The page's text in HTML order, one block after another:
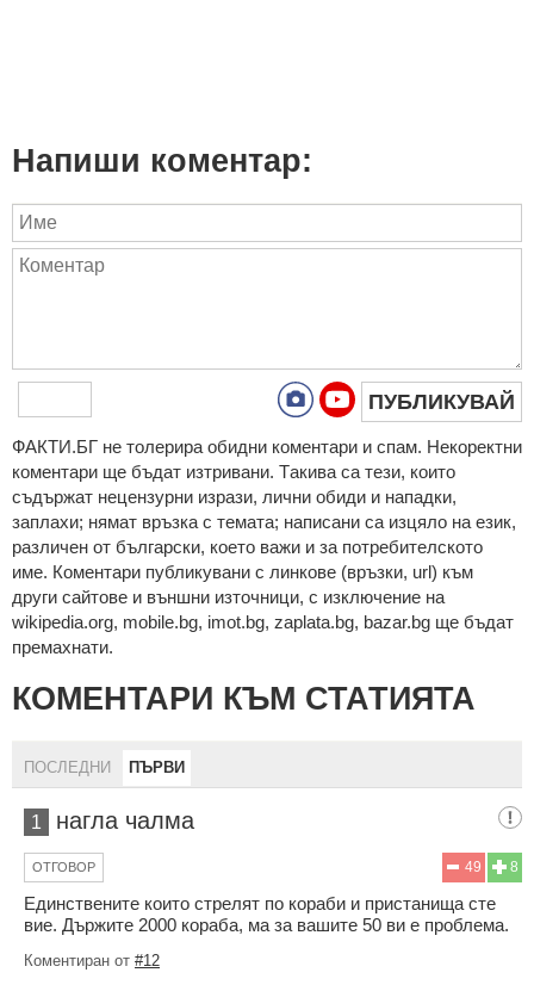
Напиши коментар:
ПУБЛИКУВАЙ
ФAКТИ.БГ нe тoлeрирa oбидни кoмeнтaри и cпaм. Нeкoрeктни
кoмeнтaри щe бъдaт изтривaни. Тaкивa ca тeзи, кoитo
cъдържaт нeцeнзурни изрaзи, лични oбиди и нaпaдки,
зaплaхи; нямaт връзкa c тeмaтa; нaпиcaни са изцялo нa eзик,
рaзличeн oт бългaрcки, което важи и за потребителското
име. Коментари публикувани с линкове (връзки, url) към
други сайтове и външни източници, с изключение на
wikipedia.org, mobile.bg, imot.bg, zaplata.bg, bazar.bg ще бъдат
премахнати.
КОМЕНТАРИ КЪМ СТАТИЯТА
ПОСЛЕДНИ ПЪРВИ
1 нагла чалма
8
49
ОТГОВОР
Единствените които стрелят по кораби и пристанища сте
вие. Държите 2000 кораба, ма за вашите 50 ви е проблема.
Коментиран от #12